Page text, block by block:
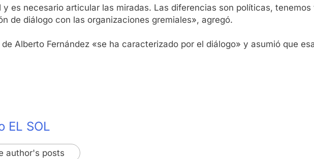
y es necesario articular las miradas. Las diferencias son políticas,
de diálogo con las organizaciones gremiales», agregó.
Alberto Fernández «se ha caracterizado por el diálogo» y asumió que
EL SOL
author's posts